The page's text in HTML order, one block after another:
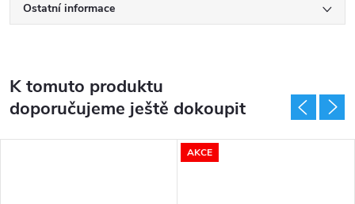
Ostatní informace
K tomuto produktu
doporučujeme ještě dokoupit
AKCE